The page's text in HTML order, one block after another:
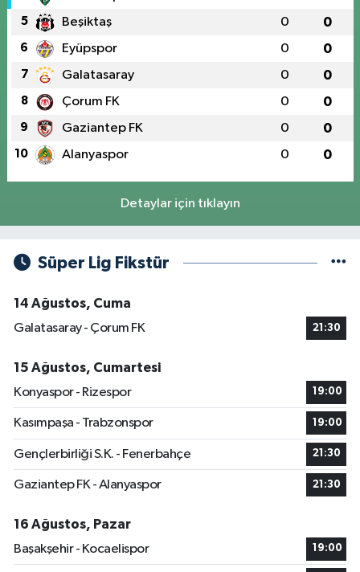
5 Beşiktaş 0 0
6 Eyüpspor 0 0
7 Galatasaray 0 0
8 Çorum FK 0 0
9 Gaziantep FK 0 0
10 Alanyaspor 0 0
Detaylar için tıklayın
Süper Lig Fikstür
14 Ağustos, Cuma
Galatasaray - Çorum FK
21:30
15 Ağustos, Cumartesi
Konyaspor - Rizespor
19:00
Kasımpaşa - Trabzonspor 19:00
Gençlerbirliği S.K. - Fenerbahçe 21:30
Gaziantep FK - Alanyaspor 21:30
16 Ağustos, Pazar
Başakşehir - Kocaelispor
19:00